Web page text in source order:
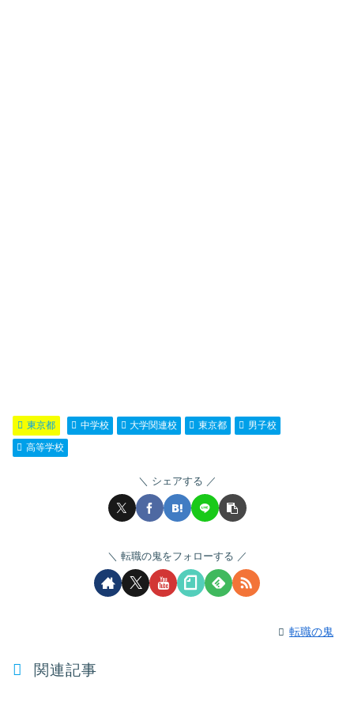
東京都 中学校 大学関連校 東京都
男子校
高等学校
シェアする
転職の鬼をフォローする
転職の鬼
関連記事